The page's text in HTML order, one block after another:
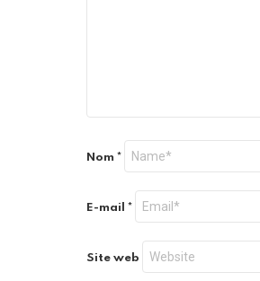
Nom *
E-mail *
Site web